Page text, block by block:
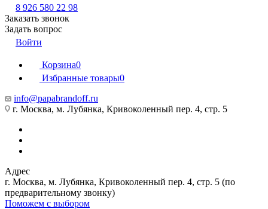
8 926 580 22 98
Заказать звонок
Задать вопрос
Войти
Корзина0
Избранные товары0
info@papabrandoff.ru
г. Москва, м. Лубянка, Кривоколенный пер. 4, стр. 5
Адрес
г. Москва, м. Лубянка, Кривоколенный пер. 4, стр. 5 (по
предварительному звонку)
Поможем с выбором